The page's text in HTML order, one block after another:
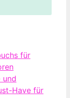
für
und
Have für